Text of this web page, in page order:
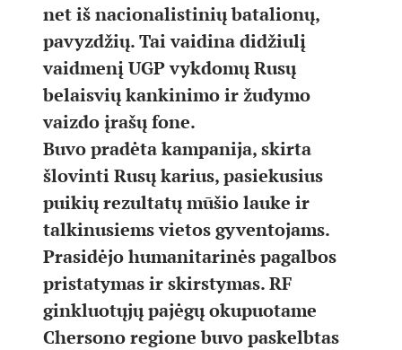
net iš nacionalistinių batalionų,
pavyzdžių. Tai vaidina didžiulį
vaidmenį UGP vykdomų Rusų
belaisvių kankinimo ir žudymo
vaizdo įrašų fone.
Buvo pradėta kampanija, skirta
šlovinti Rusų karius, pasiekusius
puikių rezultatų mūšio lauke ir
talkinusiems vietos gyventojams.
Prasidėjo humanitarinės pagalbos
pristatymas ir skirstymas. RF
ginkluotųjų pajėgų okupuotame
Chersono regione buvo paskelbtas